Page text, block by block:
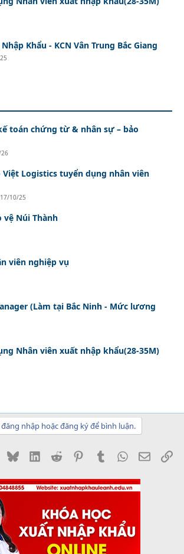
Khẩu - KCN Vân Trung Bắc Giang
toán chứng từ & nhân sự – bảo
Việt Logistics tuyển dụng nhân viên
17/10/25
vệ Núi Thành
viên nghiệp vụ
(Làm tại Bắc Ninh - Mức lương
Nhân viên xuất nhập khẩu(28-35M)
đăng nhập hoặc đăng ký để bình luận.
BlueskyLinkedInReddit PinterestTumblrWhatsApp
Email